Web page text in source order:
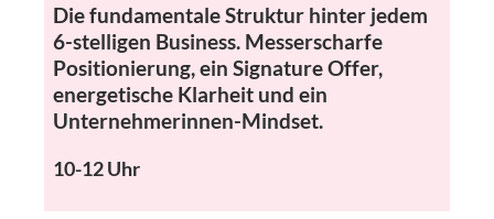
Die fundamentale Struktur hinter jedem
6-stelligen Business. Messerscharfe
Positionierung, ein Signature Offer,
energetische Klarheit und ein
Unternehmerinnen-Mindset.
10-12 Uhr